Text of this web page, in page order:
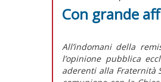
Con grande
All’indomani della
l’opinione pubblica
aderenti alla Fraternità